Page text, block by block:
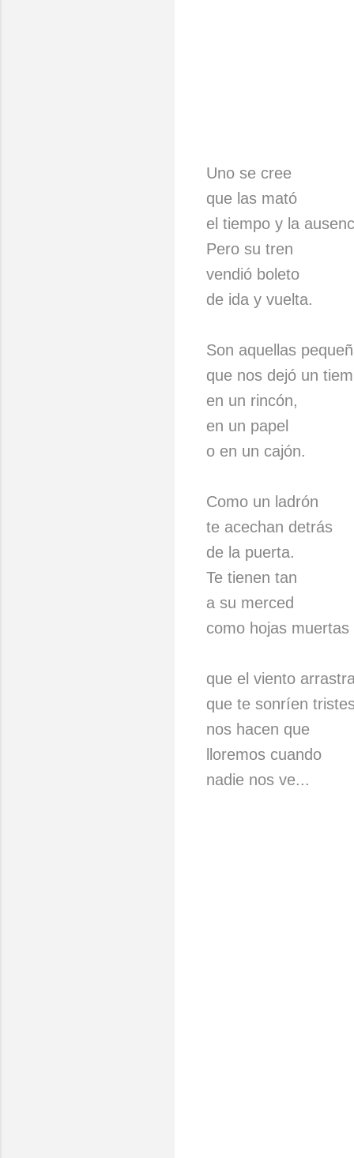
Uno se cree
que las mató
el tiempo y la
Pero su tren
vendió boleto
de ida y vuelta.
Son aquellas
que nos dejó un
en un rincón,
en un papel
o en un cajón.
Como un ladrón
te acechan detrás
de la puerta.
Te tienen tan
a su merced
como hojas muertas
que el viento
que te sonríen
nos hacen que
lloremos cuando
nadie nos ve...